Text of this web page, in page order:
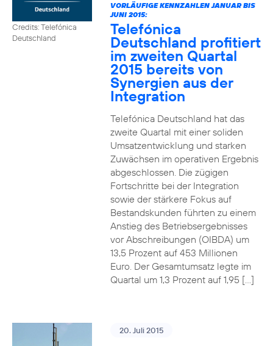
Credits: Telefónica
Deutschland
VORLÄUFIGE KENNZAHLEN JANUAR BIS
JUNI 2015:
Telefónica
Deutschland profitiert
im zweiten Quartal
2015 bereits von
Synergien aus der
Integration
Telefónica Deutschland hat das
zweite Quartal mit einer soliden
Umsatzentwicklung und starken
Zuwächsen im operativen Ergebnis
abgeschlossen. Die zügigen
Fortschritte bei der Integration
sowie der stärkere Fokus auf
Bestandskunden führten zu einem
Anstieg des Betriebsergebnisses
vor Abschreibungen (OIBDA) um
13,5 Prozent auf 453 Millionen
Euro. Der Gesamtumsatz legte im
Quartal um 1,3 Prozent auf 1,95 […]
20. Juli 2015